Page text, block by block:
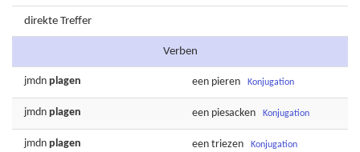
direkte Treffer
Verben
jmdn plagen een pieren Konjugation
jmdn plagen een piesacken Konjugation
jmdn plagen een triezen Konjugation